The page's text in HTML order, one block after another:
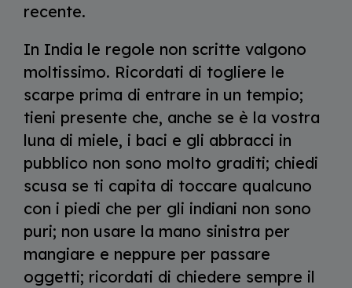
recente.
In India le regole non scritte valgono
moltissimo. Ricordati di togliere le
scarpe prima di entrare in un tempio;
tieni presente che, anche se è la vostra
luna di miele, i baci e gli abbracci in
pubblico non sono molto graditi; chiedi
scusa se ti capita di toccare qualcuno
con i piedi che per gli indiani non sono
puri; non usare la mano sinistra per
mangiare e neppure per passare
oggetti; ricordati di chiedere sempre il